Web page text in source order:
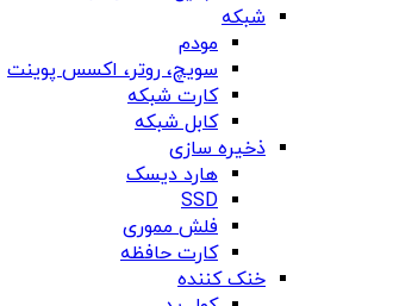
شبکه
مودم
سویچ، روتر، اکسس پوینت
کارت شبکه
کابل شبکه
ذخیره سازی
هارد دیسک
SSD
فلش مموری
کارت حافظه
خنک کننده